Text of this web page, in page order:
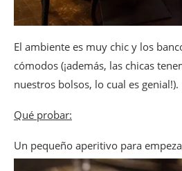
El ambiente es muy chic y los
cómodos (¡además, las chicas
nuestros bolsos, lo cual es genial!).
Qué probar:
Un pequeño aperitivo para